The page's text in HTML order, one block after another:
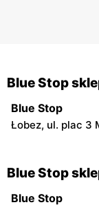
Blue Stop
Blue Stop
Łobez, ul. plac 3
Blue Stop
Blue Stop